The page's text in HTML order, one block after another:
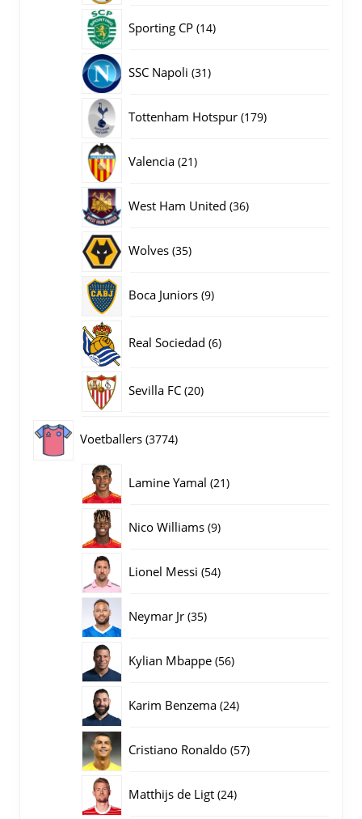
Sporting CP 1414
SSC Napoli 3131
Tottenham Hotspur 179179
Valencia 2121
West Ham United 3636
Wolves 3535
Boca Juniors 99
Real Sociedad 66
Sevilla FC 2020
Voetballers 37743774
Lamine Yamal 2121
Nico Williams 99
Lionel Messi 5454
Neymar Jr 3535
Kylian Mbappe 5656
Karim Benzema 2424
Cristiano Ronaldo 5757
Matthijs de Ligt 2424